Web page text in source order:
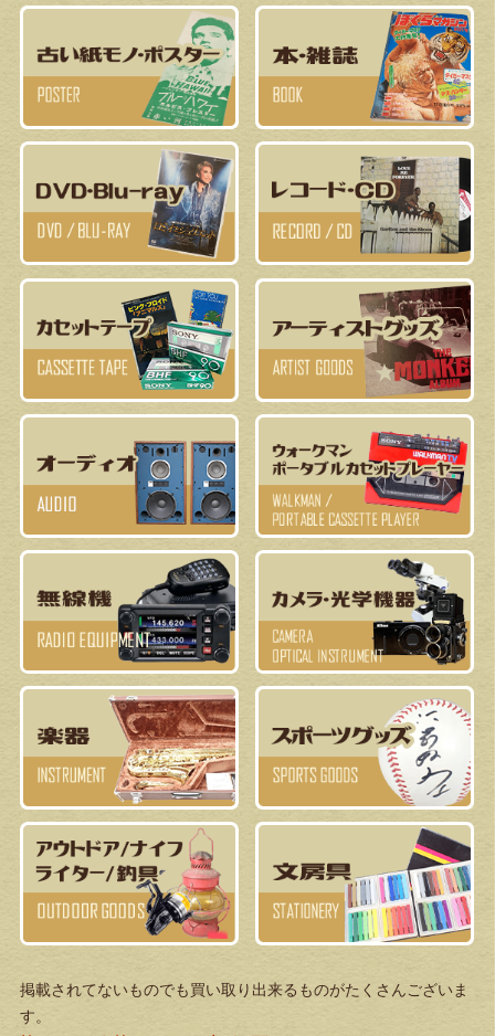
掲載されてないものでも買い取り出来るものがたくさんございま
す。